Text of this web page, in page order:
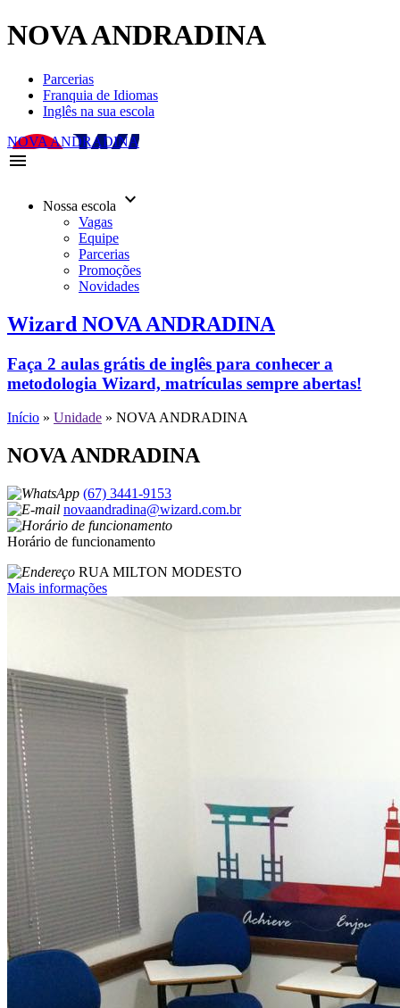
NOVA ANDRADINA
Parcerias
Franquia de Idiomas
Inglês na sua escola
NOVA ANDRADINA
menu
Nossa escola keyboard_arrow_down
Vagas
Equipe
Parcerias
Promoções
Novidades
Wizard NOVA ANDRADINA
Faça 2 aulas grátis de inglês para conhecer a
metodologia Wizard, matrículas sempre abertas!
Início » Unidade » NOVA ANDRADINA
NOVA ANDRADINA
(67) 3441-9153
novaandradina@wizard.com.br
Horário de funcionamento
RUA MILTON MODESTO
Mais informações